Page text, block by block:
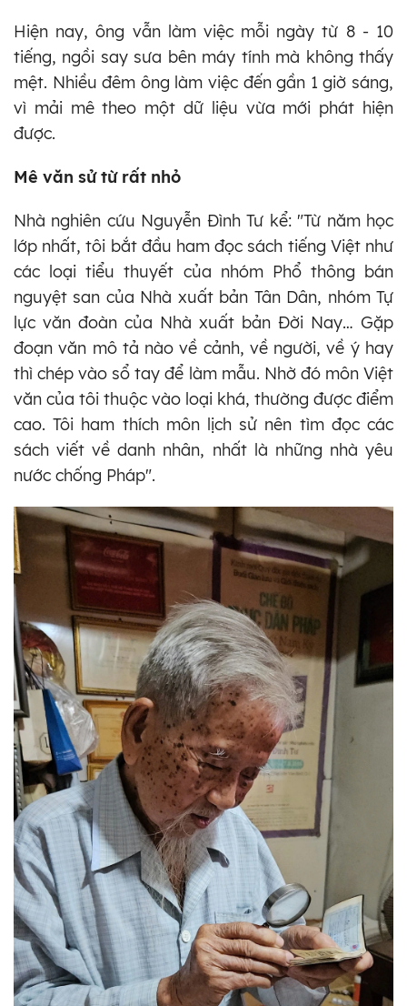
Hiện nay, ông vẫn làm việc mỗi ngày từ 8 - 10
tiếng, ngồi say sưa bên máy tính mà không thấy
mệt. Nhiều đêm ông làm việc đến gần 1 giờ sáng,
vì mải mê theo một dữ liệu vừa mới phát hiện
được.
Mê văn sử từ rất nhỏ
Nhà nghiên cứu Nguyễn Đình Tư kể: "Từ năm học
lớp nhất, tôi bắt đầu ham đọc sách tiếng Việt như
các loại tiểu thuyết của nhóm Phổ thông bán
nguyệt san của Nhà xuất bản Tân Dân, nhóm Tự
lực văn đoàn của Nhà xuất bản Đời Nay… Gặp
đoạn văn mô tả nào về cảnh, về người, về ý hay
thì chép vào sổ tay để làm mẫu. Nhờ đó môn Việt
văn của tôi thuộc vào loại khá, thường được điểm
cao. Tôi ham thích môn lịch sử nên tìm đọc các
sách viết về danh nhân, nhất là những nhà yêu
nước chống Pháp".